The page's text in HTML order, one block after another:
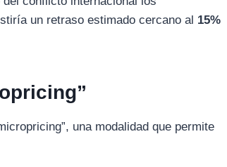
un retraso estimado cercano al 15%
una modalidad que permite